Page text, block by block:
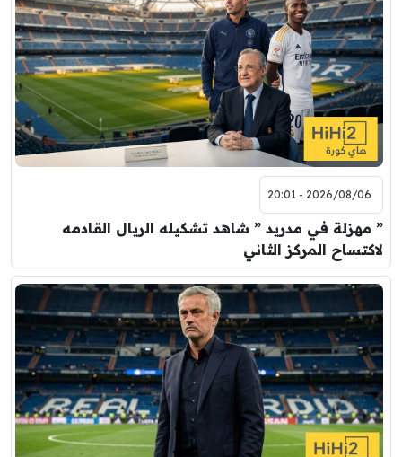
2026/08/06 - 20:01
” مهزلة في مدريد ” شاهد تشكيله الريال القادمه
لاكتساح المركز الثاني